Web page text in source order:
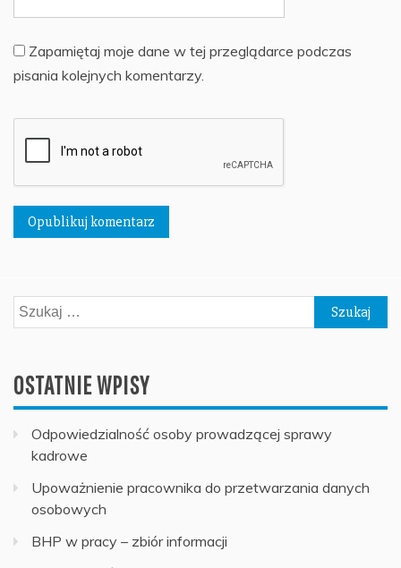
Zapamiętaj moje dane w tej przeglądarce podczas
pisania kolejnych komentarzy.
Szukaj:
OSTATNIE WPISY
Odpowiedzialność osoby prowadzącej sprawy
kadrowe
Upoważnienie pracownika do przetwarzania danych
osobowych
BHP w pracy – zbiór informacji